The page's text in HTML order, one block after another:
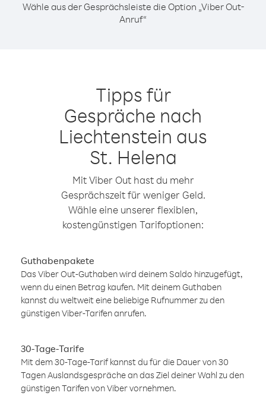
Wähle aus der Gesprächsleiste die Option „Viber Out-
Anruf“
Tipps für
Gespräche nach
Liechtenstein aus
St. Helena
Mit Viber Out hast du mehr
Gesprächszeit für weniger Geld.
Wähle eine unserer flexiblen,
kostengünstigen Tarifoptionen:
Guthabenpakete
Das Viber Out-Guthaben wird deinem Saldo hinzugefügt,
wenn du einen Betrag kaufen. Mit deinem Guthaben
kannst du weltweit eine beliebige Rufnummer zu den
günstigen Viber-Tarifen anrufen.
30-Tage-Tarife
Mit dem 30-Tage-Tarif kannst du für die Dauer von 30
Tagen Auslandsgespräche an das Ziel deiner Wahl zu den
günstigen Tarifen von Viber vornehmen.